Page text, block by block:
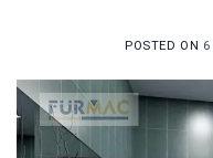
POSTED ON